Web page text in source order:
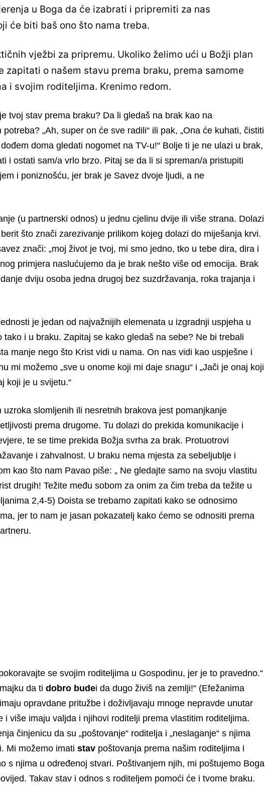
u Boga da će izabrati i pripremiti za nas
će biti baš ono što nama treba.
vježbi za pripremu. Ukoliko želimo ući u Božji plan
zapitati o našem stavu prema braku, prema samome
i svojim roditeljima. Krenimo redom.
tvoj stav prema braku? Da li gledaš na brak kao na
„Ah, super on će sve radili“ ili pak, „Ona će kuhati, čistiti
doma gledati nogomet na TV-u!“ Bolje ti je ne ulazi u brak,
i ostati sam/a vrlo brzo. Pitaj se da li si spreman/a pristupiti
i poniznošću, jer brak je Savez dvoje ljudi, a ne
(u partnerski odnos) u jednu cjelinu dvije ili više strana. Dolazi
što znači zarezivanje prilikom kojeg dolazi do miješanja krvi.
znači: „moj život je tvoj, mi smo jedno, tko u tebe dira, dira i
primjera naslućujemo da je brak nešto više od emocija. Brak
dviju osoba jedna drugoj bez suzdržavanja, roka trajanja i
je jedan od najvažnijih elemenata u izgradnji uspjeha u
tako i u braku. Zapitaj se kako gledaš na sebe? Ne bi trebali
manje nego što Krist vidi u nama. On nas vidi kao uspješne i
mi možemo „sve u onome koji mi daje snagu“ i „Jači je onaj koji
koji je u svijetu.“
uzroka slomljenih ili nesretnih brakova jest pomanjkanje
prema drugome. Tu dolazi do prekida komunikacije i
te se time prekida Božja svrha za brak. Protuotrovi
i zahvalnost. U braku nema mjesta za sebeljublje i
kao što nam Pavao piše: „ Ne gledajte samo na svoju vlastitu
drugih! Težite među sobom za onim za čim treba da težite u
2,4-5) Doista se trebamo zapitati kako se odnosimo
jer to nam je jasan pokazatelj kako ćemo se odnositi prema
se svojim roditeljima u Gospodinu, jer je to pravedno.“
da ti dobro budei da dugo živiš na zemlji!“ (Efežanima
opravdane pritužbe i doživljavaju mnoge nepravde unutar
i više imaju valjda i njihovi roditelji prema vlastitim roditeljima.
činjenicu da su „poštovanje“ roditelja i „neslaganje“ s njima
Mi možemo imati stav poštovanja prema našim roditeljima i
s njima u određenoj stvari. Poštivanjem njih, mi poštujemo Boga
Takav stav i odnos s roditeljem pomoći će i tvome braku.